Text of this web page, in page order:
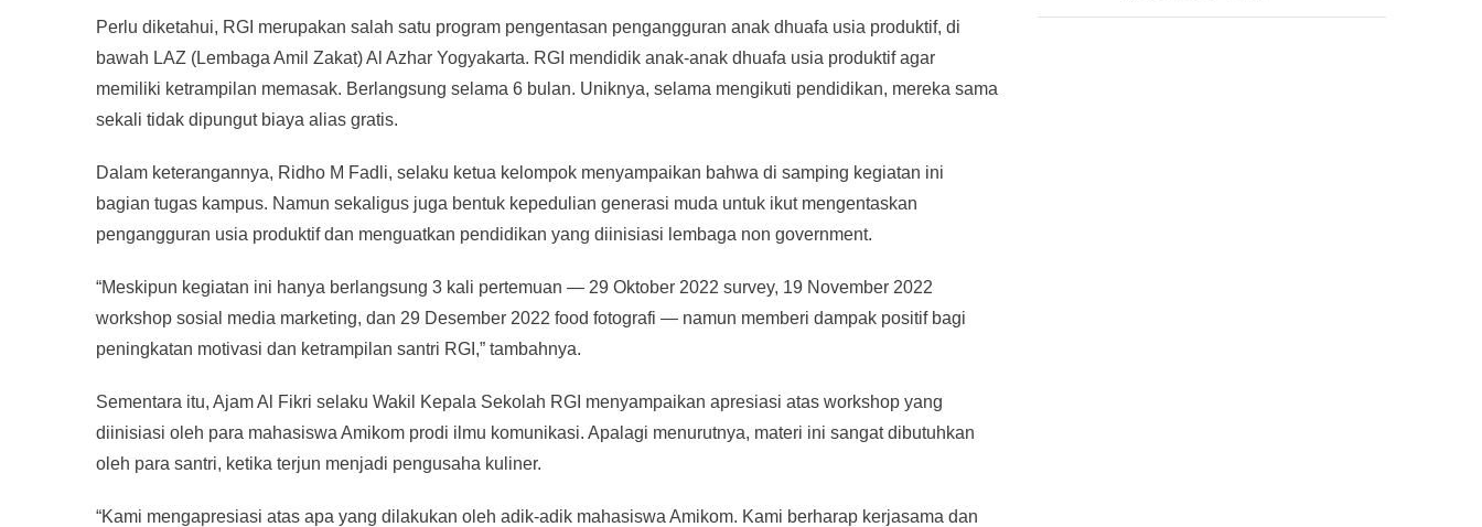
Perlu diketahui, RGI merupakan salah satu program pengentasan pengangguran anak dhuafa usia produktif, di
bawah LAZ (Lembaga Amil Zakat) Al Azhar Yogyakarta. RGI mendidik anak-anak dhuafa usia produktif agar
memiliki ketrampilan memasak. Berlangsung selama 6 bulan. Uniknya, selama mengikuti pendidikan, mereka sama
sekali tidak dipungut biaya alias gratis.
Dalam keterangannya, Ridho M Fadli, selaku ketua kelompok menyampaikan bahwa di samping kegiatan ini
bagian tugas kampus. Namun sekaligus juga bentuk kepedulian generasi muda untuk ikut mengentaskan
pengangguran usia produktif dan menguatkan pendidikan yang diinisiasi lembaga non government.
“Meskipun kegiatan ini hanya berlangsung 3 kali pertemuan — 29 Oktober 2022 survey, 19 November 2022
workshop sosial media marketing, dan 29 Desember 2022 food fotografi — namun memberi dampak positif bagi
peningkatan motivasi dan ketrampilan santri RGI,” tambahnya.
Sementara itu, Ajam Al Fikri selaku Wakil Kepala Sekolah RGI menyampaikan apresiasi atas workshop yang
diinisiasi oleh para mahasiswa Amikom prodi ilmu komunikasi. Apalagi menurutnya, materi ini sangat dibutuhkan
oleh para santri, ketika terjun menjadi pengusaha kuliner.
“Kami mengapresiasi atas apa yang dilakukan oleh adik-adik mahasiswa Amikom. Kami berharap kerjasama dan